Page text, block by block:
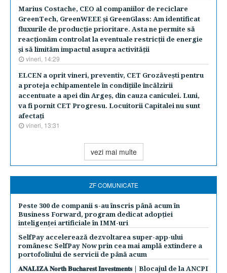
Marius Costache, CEO al companiilor de reciclare
GreenTech, GreenWEEE şi GreenGlass: Am identificat
fluxurile de producţie prioritare. Asta ne permite să
reacţionăm controlat la eventuale restricţii de energie
şi să limităm impactul asupra activităţii
vineri, 14:29
ELCEN a oprit vineri, preventiv, CET Grozăveşti pentru
a proteja echipamentele în condiţiile încălzirii
accentuate a apei din Argeş, din cauza caniculei. Luni,
va fi pornit CET Progresu. Locuitorii Capitalei nu sunt
afectaţi
vineri, 13:31
vezi mai multe
ZF COMUNICATE
Peste 300 de companii s-au înscris până acum în
Business Forward, program dedicat adopției
inteligenței artificiale în IMM-uri
SelfPay accelerează dezvoltarea super-app-ului
românesc SelfPay Now prin cea mai amplă extindere a
portofoliului de servicii de până acum
𝐀𝐍𝐀𝐋𝐈𝐙𝐀 𝐍𝐨𝐫𝐭𝐡 𝐁𝐮𝐜𝐡𝐚𝐫𝐞𝐬𝐭 𝐈𝐧𝐯𝐞𝐬𝐭𝐦𝐞𝐧𝐭𝐬 | Blocajul de la ANCPI